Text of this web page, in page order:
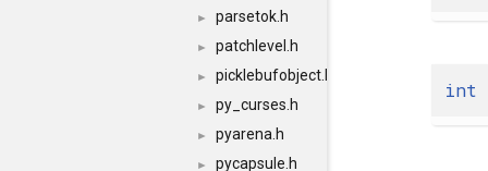
► parsetok.h
► patchlevel.h
► picklebufobject.h
► py_curses.h
► pyarena.h
► pycapsule.h
int